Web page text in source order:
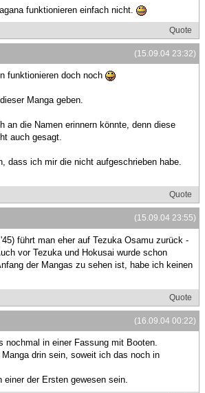
funktionieren einfach nicht.
Quote
(15.09.04 23:32)
funktionieren doch noch
Manga geben.
an die Namen erinnern könnte, denn diese
auch gesagt.
dass ich mir die nicht aufgeschrieben habe.
Quote
(15.09.04 23:55)
führt man eher auf Tezuka Osamu zurück -
vor Tezuka und Hokusai wurde schon
der Mangas zu sehen ist, habe ich keinen
Quote
(16.09.04 00:22)
nochmal in einer Fassung mit Booten.
drin sein, soweit ich das noch in
einer der Ersten gewesen sein.